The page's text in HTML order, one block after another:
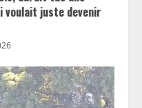
voulait juste devenir